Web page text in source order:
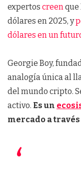
expertos creenque
dólares en 2025, y
dólares en un
Georgie Boy,
analogía única al
del mundo cripto.
activo. Es un
mercado a